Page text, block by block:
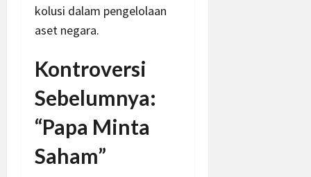
kolusi dalam pengelolaan
aset negara.
Kontroversi
Sebelumnya:
“Papa Minta
Saham”